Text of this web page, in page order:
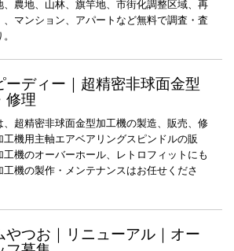
農地、山林、旗竿地、市街化調整区域、再
マンション、アパートなど無料で調査・査
ディー｜超精密非球面金型
修理
超精密非球面金型加工機の製造、販売、修
機用主軸エアベアリングスピンドルの販
機のオーバーホール、レトロフィットにも
機の製作・メンテナンスはお任せくださ
やつお｜リニューアル｜オー